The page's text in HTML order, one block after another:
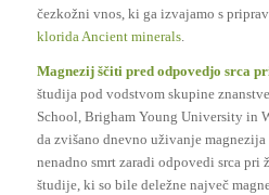
čezkožni vnos, ki ga izvajamo s
klorida Ancient minerals.
Magnezij ščiti pred odpovedjo srca
študija pod vodstvom skupine
School, Brigham Young University in
da zvišano dnevno uživanje
nenadno smrt zaradi odpovedi srca pri
študije, ki so bile deležne največ